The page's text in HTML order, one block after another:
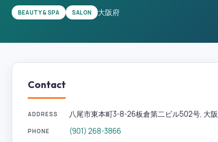
BEAUTY & SPA SALON 大阪府
Contact
ADDRESS 八尾市東本町3-8-26板倉第二ビル502号, 大
PHONE (901) 268-3866